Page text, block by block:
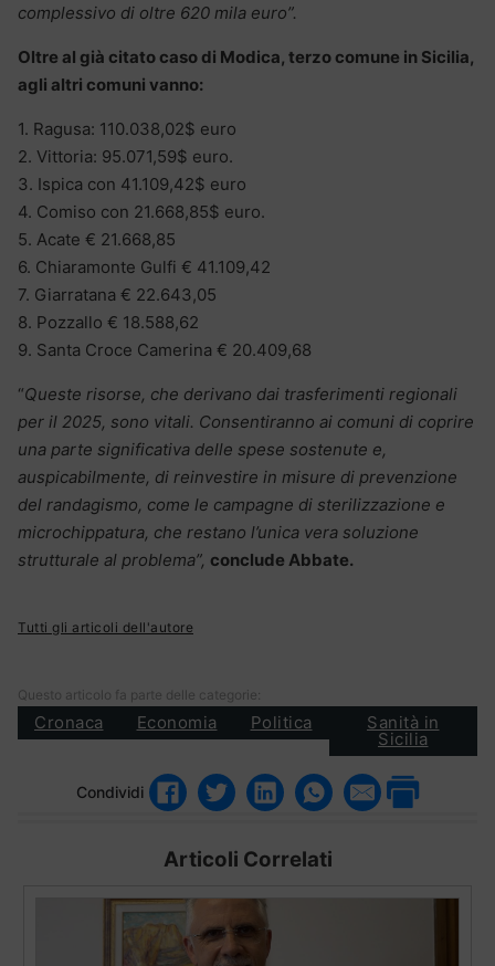
complessivo di oltre 620 mila euro”.
Oltre al già citato caso di Modica, terzo comune in Sicilia,
agli altri comuni vanno:
1. Ragusa: 110.038,02$ euro
2. Vittoria: 95.071,59$ euro.
3. Ispica con 41.109,42$ euro
4. Comiso con 21.668,85$ euro.
5. Acate € 21.668,85
6. Chiaramonte Gulfi € 41.109,42
7. Giarratana € 22.643,05
8. Pozzallo € 18.588,62
9. Santa Croce Camerina € 20.409,68
“Queste risorse, che derivano dai trasferimenti regionali
per il 2025, sono vitali. Consentiranno ai comuni di coprire
una parte significativa delle spese sostenute e,
auspicabilmente, di reinvestire in misure di prevenzione
del randagismo, come le campagne di sterilizzazione e
microchippatura, che restano l’unica vera soluzione
strutturale al problema”, conclude Abbate.
Tutti gli articoli dell'autore
Questo articolo fa parte delle categorie:
Cronaca Economia Politica Sanità in
Sicilia
Condividi
Articoli Correlati